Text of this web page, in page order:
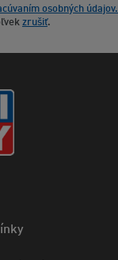
osobných údajov.
zrušiť.